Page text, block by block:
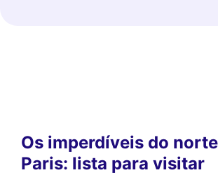
Os imperdíveis do
Paris: lista para visitar